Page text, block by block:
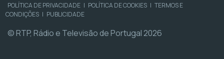
POLÍTICA DE PRIVACIDADE | POLÍTICA DE COOKIES | TERMOS E
CONDIÇÕES | PUBLICIDADE
© RTP, Rádio e Televisão de Portugal 2026